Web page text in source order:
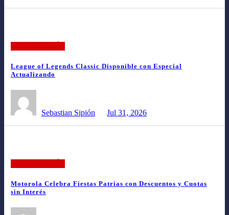
League of Legends Classic Disponible con Especial
Actualizando
Sebastian Sipión Jul 31, 2026
Motorola Celebra Fiestas Patrias con Descuentos y Cuotas
sin Interés